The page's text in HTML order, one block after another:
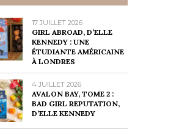
17 JUILLET 2026
GIRL ABROAD, D’ELLE
KENNEDY : UNE
ÉTUDIANTE AMÉRICAINE
À LONDRES
4 JUILLET 2026
AVALON BAY, TOME 2 :
BAD GIRL REPUTATION,
D’ELLE KENNEDY